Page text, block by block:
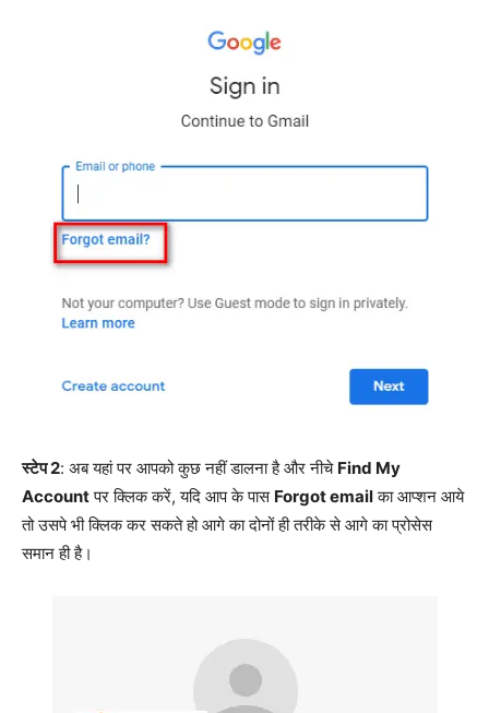
स्टेप 2: अब यहां पर आपको कुछ नहीं डालना है और नीचे Find My
Accountपर क्लिक करें, यदि आप के पास Forgot emailका आप्शन आये
तो उसपे भी क्लिक कर सकते हो आगे का दोनों ही तरीके से आगे का प्रोसेस
समान ही है।